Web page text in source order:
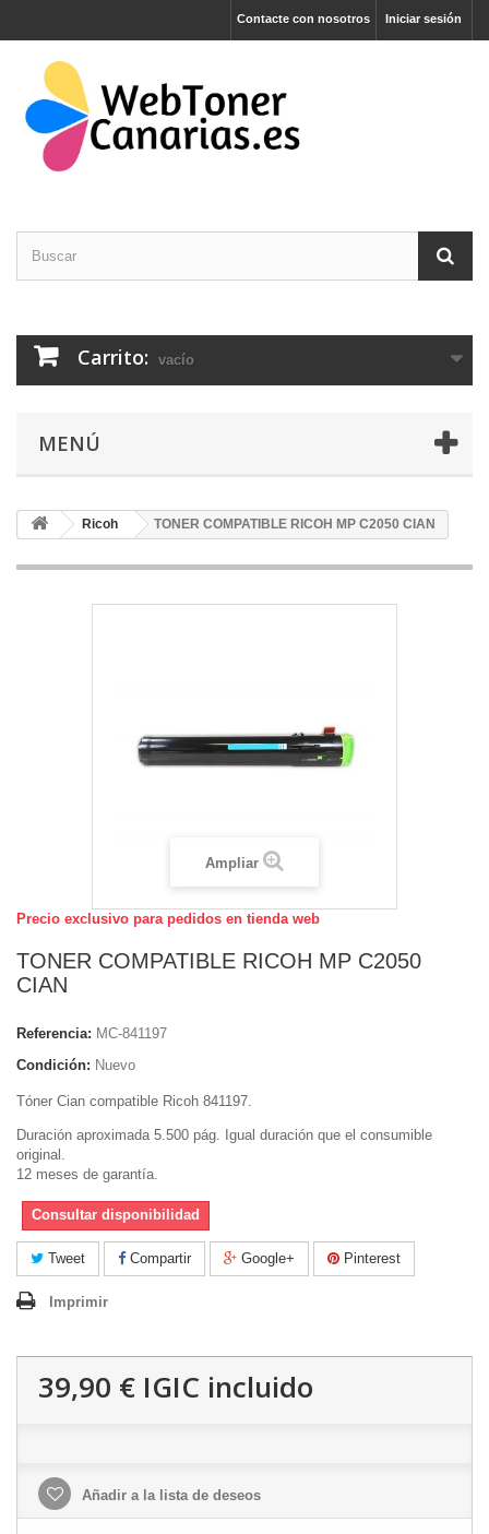
Iniciar sesión
Contacte con nosotros
Carrito: vacío
MENÚ
Ricoh TONER COMPATIBLE RICOH MP C2050 CIAN
Ampliar
Precio exclusivo para pedidos en tienda web
TONER COMPATIBLE RICOH MP C2050
CIAN
Referencia: MC-841197
Condición: Nuevo
Tóner Cian compatible Ricoh 841197.
Duración aproximada 5.500 pág. Igual duración que el consumible
original.
12 meses de garantía.
Consultar disponibilidad
Tweet Compartir Google+ Pinterest
Imprimir
39,90 € IGIC incluido
Añadir a la lista de deseos